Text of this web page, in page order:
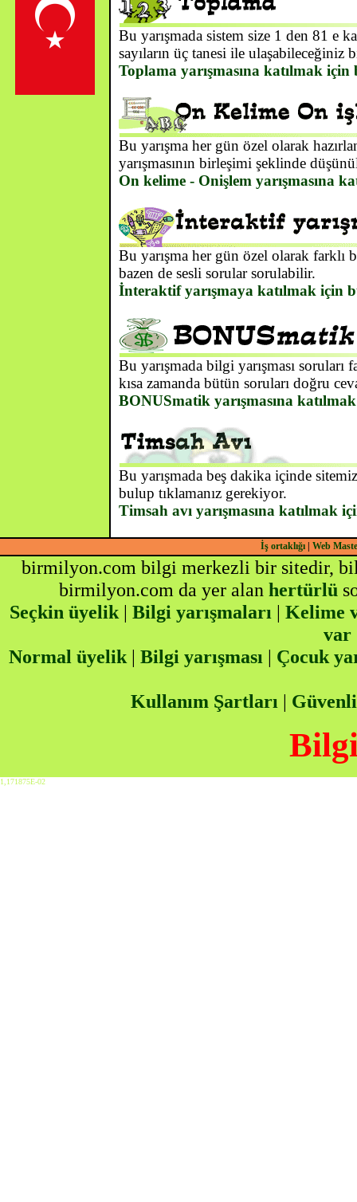
Bu yarışmada sistem size 1 den 81 e
sayıların üç tanesi ile ulaşabileceğiniz
Toplama yarışmasına katılmak için
Bu yarışma her gün özel olarak
yarışmasının birleşimi şeklinde
On kelime - Onişlem yarışmasına
Bu yarışma her gün özel olarak farklı
bazen de sesli sorular sorulabilir.
İnteraktif yarışmaya katılmak için
Bu yarışmada bilgi yarışması
kısa zamanda bütün soruları doğru
BONUSmatik yarışmasına
Bu yarışmada beş dakika içinde
bulup tıklamanız gerekiyor.
Timsah avı yarışmasına katılmak
İş ortaklığı| Web
birmilyon.com bilgi merkezli bir sitedir,
birmilyon.com da yer alan hertürlü
Seçkin üyelik| Bilgi yarışmaları | Kelime
var
Normal üyelik | Bilgi yarışması | Çocuk
Kullanım Şartları |
Bilgi
1,171875E-02